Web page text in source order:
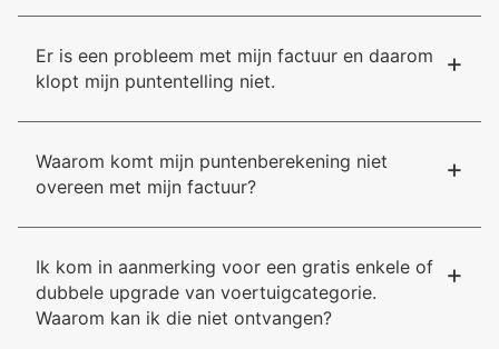
Er is een probleem met mijn factuur en daarom
klopt mijn puntentelling niet.
+
Waarom komt mijn puntenberekening niet
overeen met mijn factuur?
+
Ik kom in aanmerking voor een gratis enkele of
dubbele upgrade van voertuigcategorie.
Waarom kan ik die niet ontvangen?
+